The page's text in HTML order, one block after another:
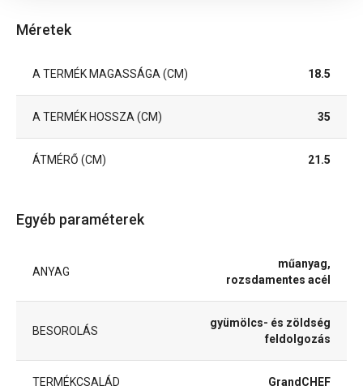
Méretek
A TERMÉK MAGASSÁGA (CM) 18.5
A TERMÉK HOSSZA (CM) 35
ÁTMÉRŐ (CM) 21.5
Egyéb paraméterek
ANYAG
műanyag,
rozsdamentes acél
BESOROLÁS
gyümölcs- és zöldség
feldolgozás
TERMÉKCSALÁD GrandCHEF